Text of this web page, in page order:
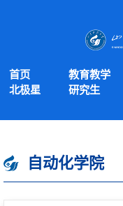
首页 教育教学
北极星
研究生
自动化学院